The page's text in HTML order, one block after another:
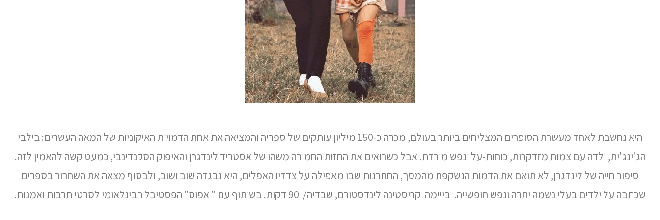
היא נחשבת לאחד מעשרת הסופרים המצליחים ביותר בעולם, מכרה כ-150 מיליון עותקים של ספריה והמציאה את אחת הדמויות האיקוניות של המאה העשרים: בילבי
הג'ינג'ית, ילדה עם צמות מזדקרות, כוחות-על ונפש מורדת. אבל כשרואים את החזות החמורה משהו של אסטריד לינדגרן והאיפוק הסקנדינבי, כמעט קשה להאמין לזה.
סיפור חייה של לינדגרן, לא תואם את הדמות הנשקפת מהמסך, החתרנות שבו מאפילה על צדדיו האפלים, היא נבגדה שוב ושוב, ולבסוף מצאה את השחרור בספרים
שכתבה על ילדים בעלי נשמה יתרה ונפש חופשייה. בייימה קריסטינה לינדסטורם, שבדיה/ 90 דקות. בשיתוף עם " אפוס" הפסטיבל הבינלאומי לסרטי תרבות ואמנות .